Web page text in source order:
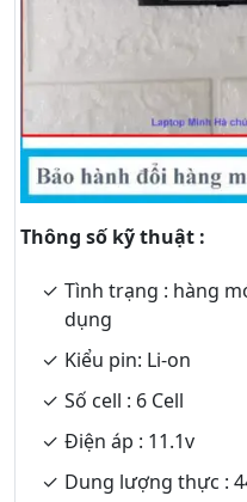
Thông số kỹ thuật :
Tình trạng : hàng
dụng
Kiểu pin: Li-on
Số cell : 6 Cell
Điện áp : 11.1v
Dung lượng thực :